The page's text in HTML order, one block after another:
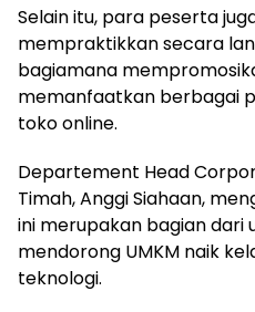
Selain itu, para peserta
mempraktikkan secara
bagiamana
memanfaatkan berbagai
toko online.
Departement Head
Timah, Anggi Siahaan,
ini merupakan bagian dari
mendorong UMKM naik
teknologi.